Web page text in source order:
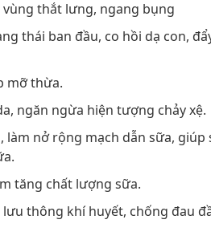
thắt lưng, ngang bụng
thái ban đầu, co hồi dạ con,
mỡ thừa.
ngăn ngừa hiện tượng chảy xệ.
nở rộng mạch dẫn sữa, giúp
tăng chất lượng sữa.
thông khí huyết, chống đau